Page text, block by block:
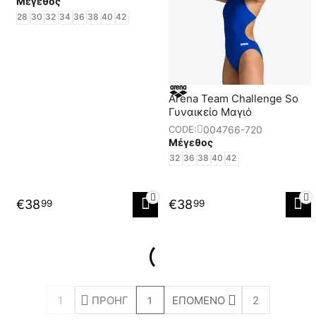
28 30 32 34 36 38 40 42
€3899
Arena Team Challenge So
Γυναικείο Μαγιό
CODE:
004766-720
Μέγεθος
32 36 38 40 42
€3899
1 ΠΡΟΗΓ 1 ΕΠΌΜΕΝΟ 2